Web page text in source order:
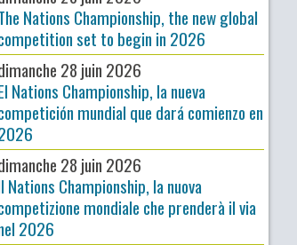
Nations Championship, the new global
set to begin in 2026
28 juin 2026
Nations Championship, la nueva
mundial que dará comienzo en
28 juin 2026
Nations Championship, la nuova
mondiale che prenderà il via
2026